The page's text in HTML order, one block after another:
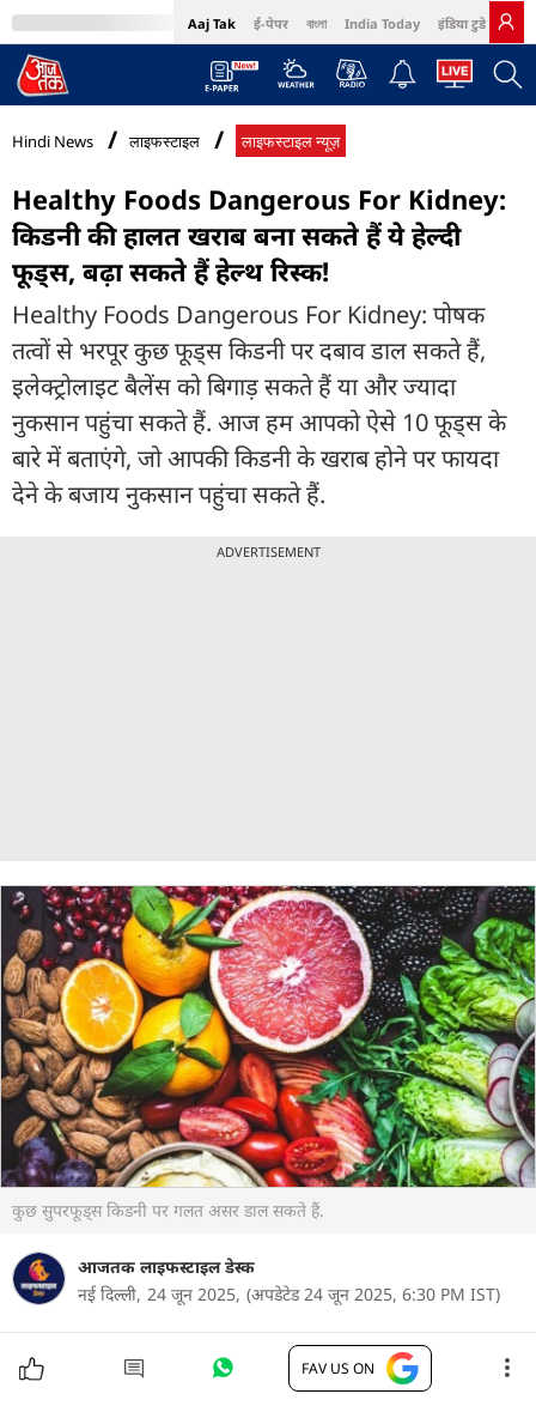
Aaj Tak ई-पेपर বাংলা India Today इंडिया टुडे हिंदी
MumbaiTak Cosmopolitan Harper's Bazaar Northeast
Hindi News लाइफस्टाइल लाइफस्टाइल न्यूज़
Healthy Foods Dangerous For Kidney:
किडनी की हालत खराब बना सकते हैं ये हेल्दी
फूड्स, बढ़ा सकते हैं हेल्थ रिस्क!
Healthy Foods Dangerous For Kidney: पोषक
तत्वों से भरपूर कुछ फूड्स किडनी पर दबाव डाल सकते हैं,
इलेक्ट्रोलाइट बैलेंस को बिगाड़ सकते हैं या और ज्यादा
नुकसान पहुंचा सकते हैं. आज हम आपको ऐसे 10 फूड्स के
बारे में बताएंगे, जो आपकी किडनी के खराब होने पर फायदा
देने के बजाय नुकसान पहुंचा सकते हैं.
ADVERTISEMENT
कुछ सुपरफूड्स किडनी पर गलत असर डाल सकते हैं.
आजतक लाइफस्टाइल डेस्क
नई दिल्ली, 24 जून 2025, (अपडेटेड 24 जून 2025, 6:30 PM IST)
FAV US ON